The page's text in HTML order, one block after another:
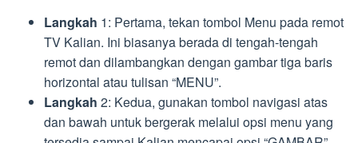
Langkah 1: Pertama, tekan tombol Menu pada remot
TV Kalian. Ini biasanya berada di tengah-tengah
remot dan dilambangkan dengan gambar tiga baris
horizontal atau tulisan “MENU”.
Langkah 2: Kedua, gunakan tombol navigasi atas
dan bawah untuk bergerak melalui opsi menu yang